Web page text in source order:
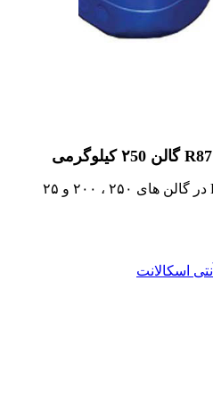
آنتی اسکالانت روبیکن مدل R87 در گالن های ۲۵۰ ، ۲۰۰ و ۲۵
آنتی اسکالانت